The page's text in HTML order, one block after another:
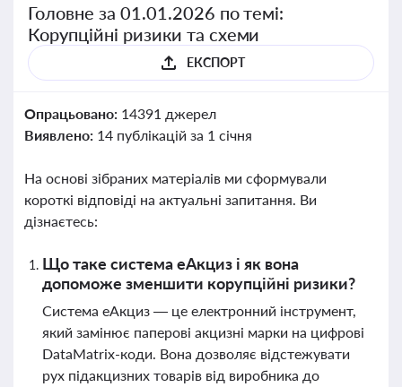
Головне за 01.01.2026 по темі:
Корупційні ризики та схеми
ЕКСПОРТ
Опрацьовано: 14391 джерел
Виявлено: 14 публікацій за 1 січня
На основі зібраних матеріалів ми сформували
короткі відповіді на актуальні запитання. Ви
дізнаєтесь:
Що таке система еАкциз і як вона
допоможе зменшити корупційні ризики?
Система еАкциз — це електронний інструмент,
який замінює паперові акцизні марки на цифрові
DataMatrix-коди. Вона дозволяє відстежувати
рух підакцизних товарів від виробника до